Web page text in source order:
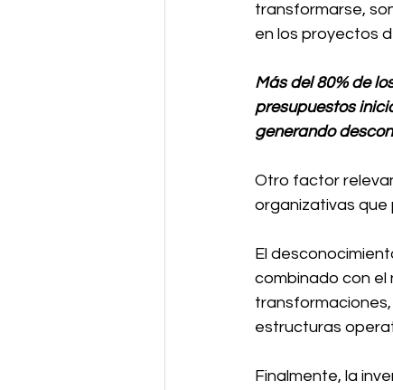
transformarse,
en los proyectos
Más del 80% de
presupuestos
generando
Otro factor
organizativas que
El
combinado con el
estructuras
Finalmente, la